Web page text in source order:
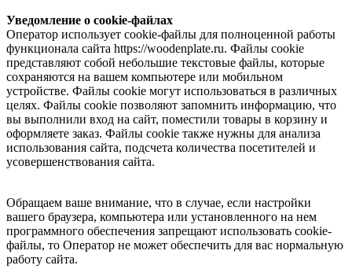
Уведомление о cookie-файлах
Оператор использует cookie-файлы для полноценной работы
функционала сайта https://woodenplate.ru. Файлы cookie
представляют собой небольшие текстовые файлы, которые
сохраняются на вашем компьютере или мобильном
устройстве. Файлы cookie могут использоваться в различных
целях. Файлы cookie позволяют запомнить информацию, что
вы выполнили вход на сайт, поместили товары в корзину и
оформляете заказ. Файлы cookie также нужны для анализа
использования сайта, подсчета количества посетителей и
усовершенствования сайта.
Обращаем ваше внимание, что в случае, если настройки
вашего браузера, компьютера или установленного на нем
программного обеспечения запрещают использовать cookie-
файлы, то Оператор не может обеспечить для вас нормальную
работу сайта.